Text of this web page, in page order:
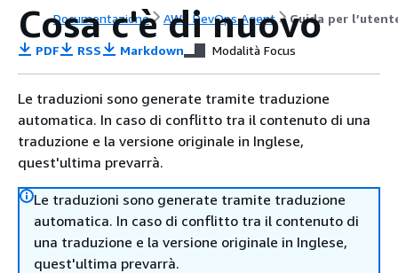
Documentazione AWS DevOps Agent Guida per
Cosa c'è di nuovo
PDF RSS Markdown Modalità Focus
Le traduzioni sono generate tramite traduzione
automatica. In caso di conflitto tra il contenuto di una
traduzione e la versione originale in Inglese,
quest'ultima prevarrà.
Le traduzioni sono generate tramite traduzione
automatica. In caso di conflitto tra il contenuto di
una traduzione e la versione originale in Inglese,
quest'ultima prevarrà.